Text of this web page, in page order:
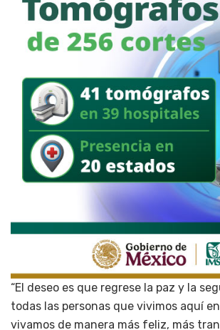
“El deseo es que regrese la paz y la
todas las personas que vivimos aquí
vivamos de manera más feliz, más